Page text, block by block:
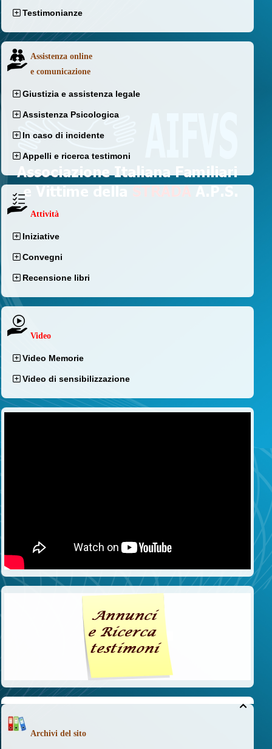
Testimonianze
Assistenza online
e comunicazione
Giustizia e assistenza legale
Assistenza Psicologica
In caso di incidente
Appelli e ricerca testimoni
Attività
Iniziative
Convegni
Recensione libri
Video
Video Memorie
Video di sensibilizzazione

Archivi del sito